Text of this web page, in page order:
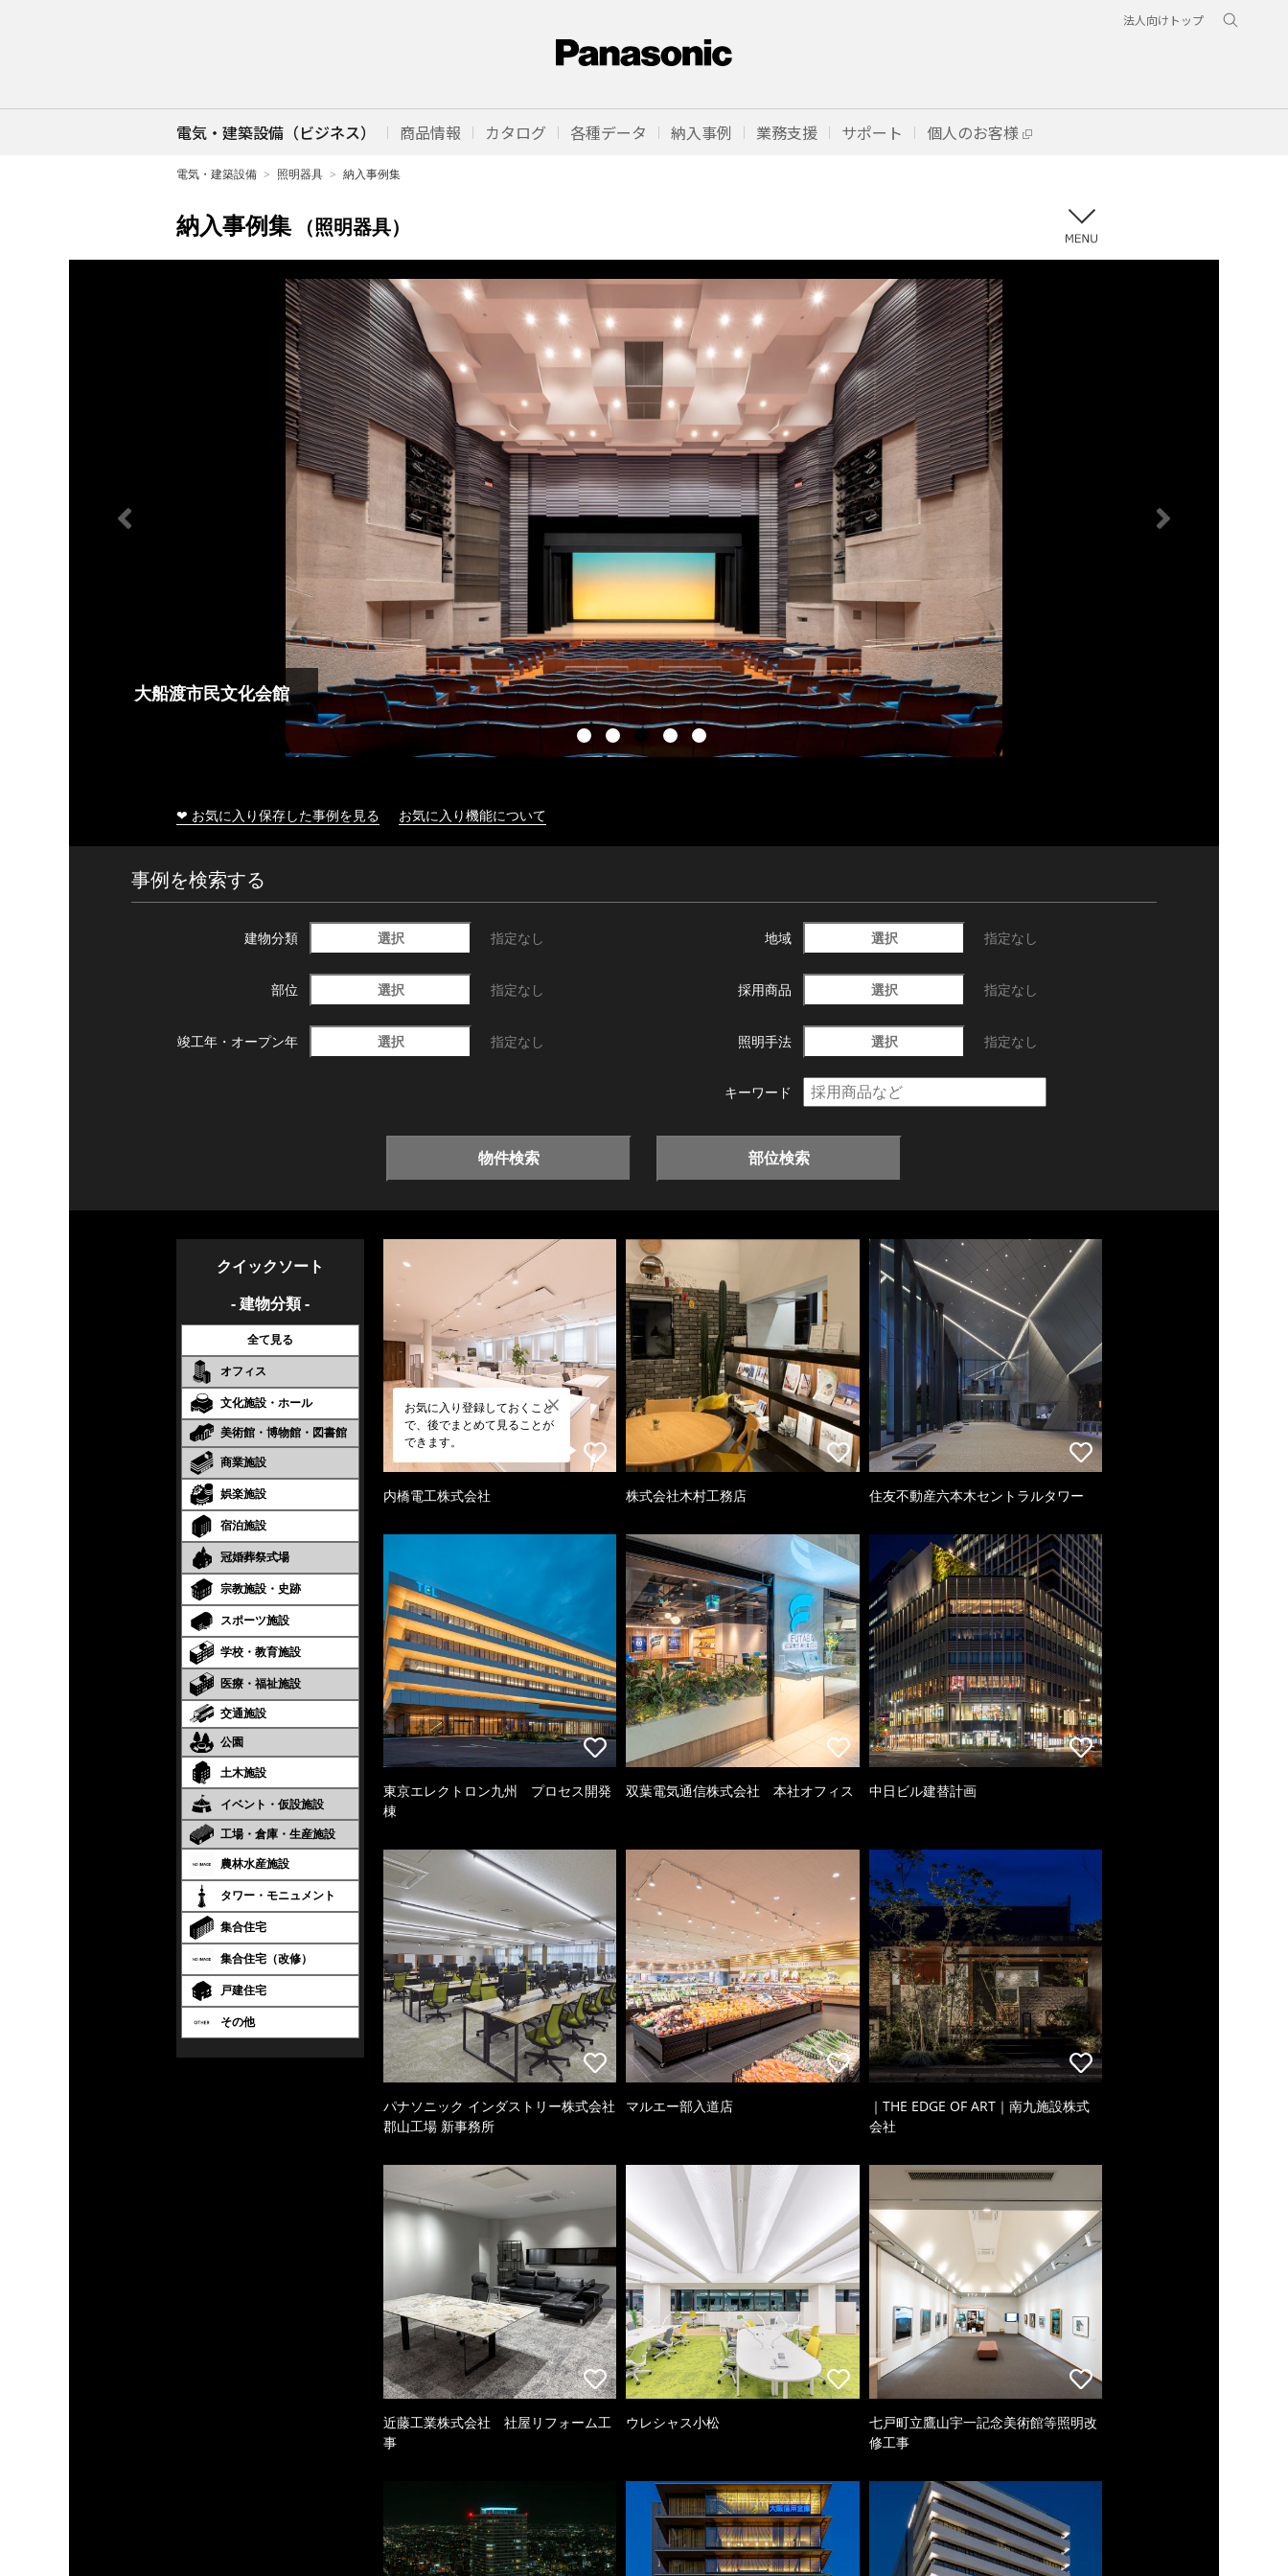
法人向けトップ
電気・建築設備（ビジネス） 商品情報 カタログ 各種データ 納入事例 業務支援 サポート 個人のお客様
電気・建築設備 照明器具 納入事例集
納入事例集 （照明器具）
大船渡市民文化会館
❤ お気に入り保存した事例を見る お気に入り機能について
事例を検索する
建物分類 選択 指定なし 地域 選択 指定なし
部位 選択 指定なし 採用商品 選択 指定なし
竣工年・ オープン年 選択 指定なし 照明手法 選択 指定なし
キーワード
物件検索 部位検索
クイックソート
- 建物分類 -
全て見る
オフィス
文化施設・ホール
美術館・博物館・図書館
商業施設
娯楽施設
宿泊施設
冠婚葬祭式場
宗教施設・史跡
スポーツ施設
学校・教育施設
医療・福祉施設
交通施設
公園
土木施設
イベント・仮設施設
工場・倉庫・生産施設
農林水産施設
タワー・モニュメント
集合住宅
集合住宅（改修）
戸建住宅
その他
お気に入り登録しておくこと
で、後でまとめて見ることが
できます。
内橋電工株式会社 株式会社木村工務店 住友不動産六本木セントラルタワー
東京エレクトロン九州 プロセス開発
棟
双葉電気通信株式会社 本社オフィス 中日ビル建替計画
パナソニック インダストリー株式会社
郡山工場 新事務所
マルエー部入道店
｜THE EDGE OF ART｜南九施設株式
会社
近藤工業株式会社 社屋リフォーム工
事
ウレシャス小松
七戸町立鷹山宇一記念美術館等照明改
修工事